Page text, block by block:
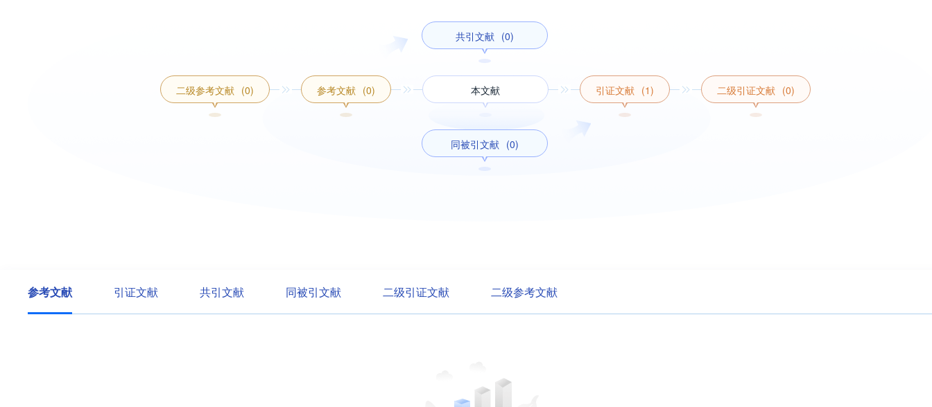
二级参考文献 (0) 参考文献 (0)
共引文献 (0)
本文献
同被引文献 (0)
引证文献 (1) 二级引证文献 (0)
参考文献 引证文献 共引文献 同被引文献 二级引证文献 二级参考文献